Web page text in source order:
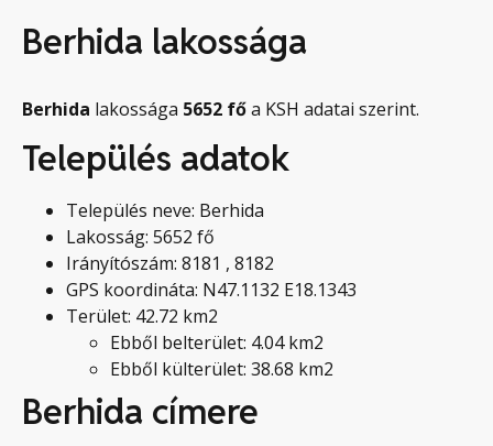
Berhida lakossága
Berhida lakossága 5652 főa KSH adatai szerint.
Település adatok
Település neve: Berhida
Lakosság: 5652 fő
Irányítószám: 8181 , 8182
GPS koordináta: N47.1132 E18.1343
Terület: 42.72 km2
Ebből belterület: 4.04 km2
Ebből külterület: 38.68 km2
Berhida címere